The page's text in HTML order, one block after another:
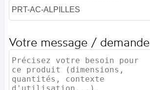
Votre message / demande